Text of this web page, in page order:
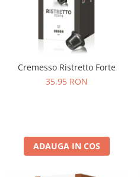
Illy Iperespresso
Nespresso Professional
Cafissimo
Cafea Solubila
Cremesso Ristretto Forte
35,95 RON
ADAUGA IN COS